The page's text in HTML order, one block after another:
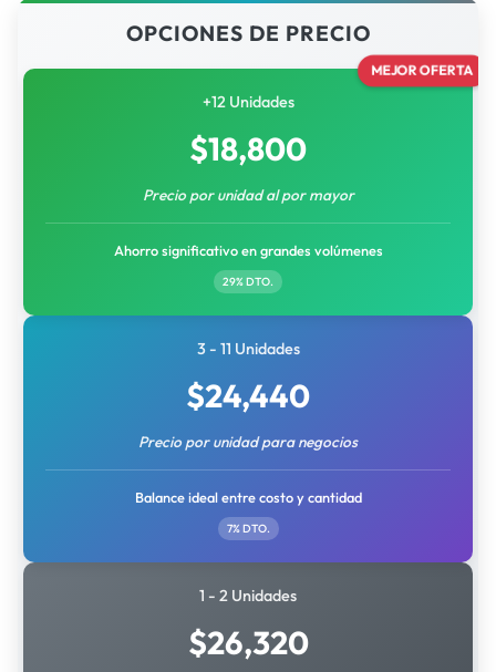
OPCIONES DE PRECIO
MEJOR OFERTA
+12 Unidades
$18,800
Precio por unidad al por mayor
Ahorro significativo en grandes volúmenes
29% DTO.
3 - 11 Unidades
$24,440
Precio por unidad para negocios
Balance ideal entre costo y cantidad
7% DTO.
1 - 2 Unidades
$26,320